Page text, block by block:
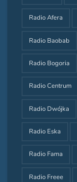
Radio Afera
Radio Baobab
Radio Bogoria
Radio Centrum
Radio Dwójka
Radio Eska
Radio Fama
Radio Freee